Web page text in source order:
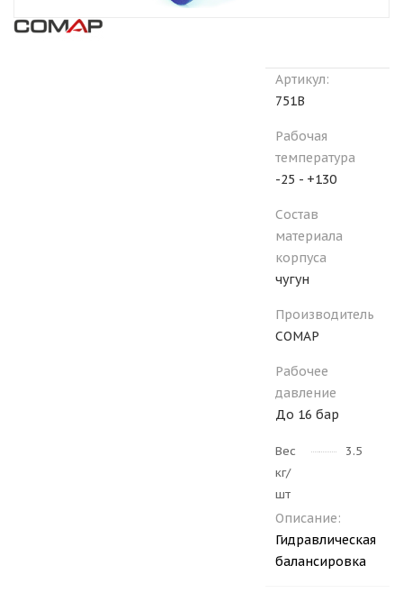
Артикул:
751В
Рабочая
температура
-25 - +130
Состав
материала
корпуса
чугун
Производитель
COMAP
Рабочее
давление
До 16 бар
Вес
кг/
шт
3.5
Описание:
Гидравлическая
балансировка